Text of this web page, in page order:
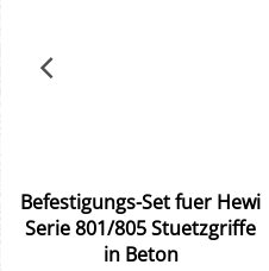
Befestigungs-Set fuer Hewi
Serie 801/805 Stuetzgriffe
in Beton